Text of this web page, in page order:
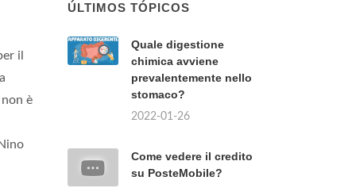
il
è
ÚLTIMOS TÓPICOS
Quale digestione
chimica avviene
prevalentemente nello
stomaco?
2022-01-26
Come vedere il credito
su PosteMobile?